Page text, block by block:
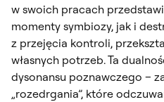
w swoich pracach
momenty symbiozy, jak i
z przejęcia kontroli,
własnych potrzeb. Ta
dysonansu poznawczego –
„rozedrgania”, które